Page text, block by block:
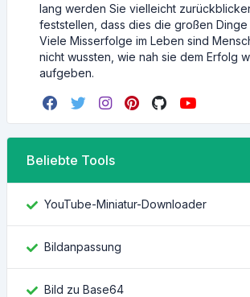
lang werden Sie vielleicht
feststellen, dass dies die großen Dinge
Viele Misserfolge im Leben sind
nicht wussten, wie nah sie dem Erfolg
aufgeben.
Beliebte Tools
YouTube-Miniatur-Downloader
Bildanpassung
Bild zu Base64